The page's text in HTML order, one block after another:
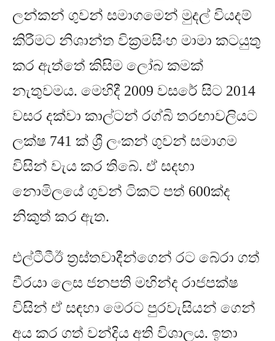
ලන්කන් ගුවන් සමාගමෙන් මුදල් වියදම්
කිරීමට නිශාන්ත වික්‍රමසිංහ මාමා කටයුතු
කර ඇත්තේ කිසිම ලෝබ කමක්
නැතුවමය. මෙහිදී 2009 වසරේ සිට 2014
වසර දක්වා කාල්ටන් රග්බි තරඟාවලියට
ලක්ෂ 741 ක් ශ්‍රී ලංකන් ගුවන් සමාගම
විසින් වැය කර තිබේ. ඒ සදහා
නොමිලයේ ගුවන් ටිකට් පත් 600ක්ද
නිකුත් කර ඇත.
එල්ටීටීඊ ත්‍රස්තවාදීන්ගෙන් රට බේරා ගත්
වීරයා ලෙස ජනපති මහින්ද රාජපක්ෂ
විසින් ඒ සඳහා මෙරට පුරවැසියන් ගෙන්
අය කර ගත් වන්දිය අති විශාලය. ඉතා